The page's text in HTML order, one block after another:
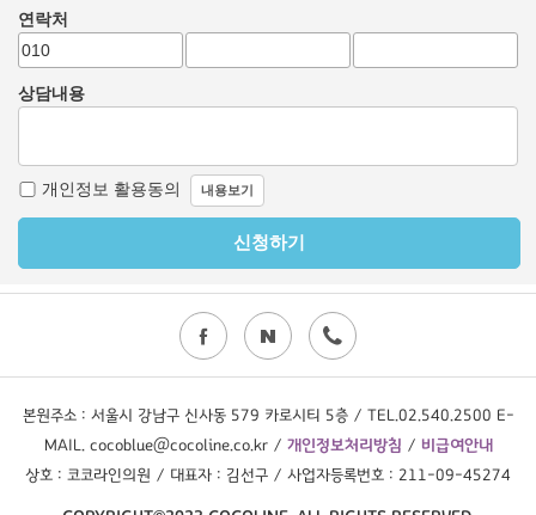
본원주소 : 서울시 강남구 신사동 579 카로시티 5층 / TEL.02.540.2500 E-
MAIL. cocoblue@cocoline.co.kr / 개인정보처리방침 / 비급여안내
상호 : 코코라인의원 / 대표자 : 김선구 / 사업자등록번호 : 211-09-45274